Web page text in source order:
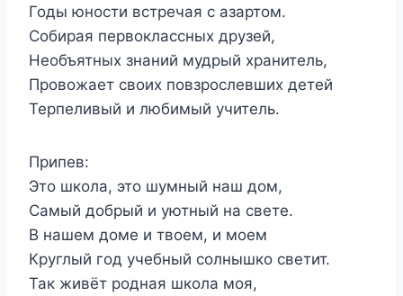
Годы юности встречая с азартом.
Собирая первоклассных друзей,
Необъятных знаний мудрый хранитель,
Провожает своих повзрослевших детей
Терпеливый и любимый учитель.
Припев:
Это школа, это шумный наш дом,
Самый добрый и уютный на свете.
В нашем доме и твоем, и моем
Круглый год учебный солнышко светит.
Так живёт родная школа моя,